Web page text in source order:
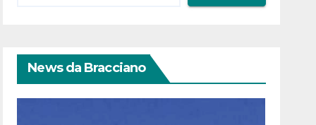
News da Bracciano